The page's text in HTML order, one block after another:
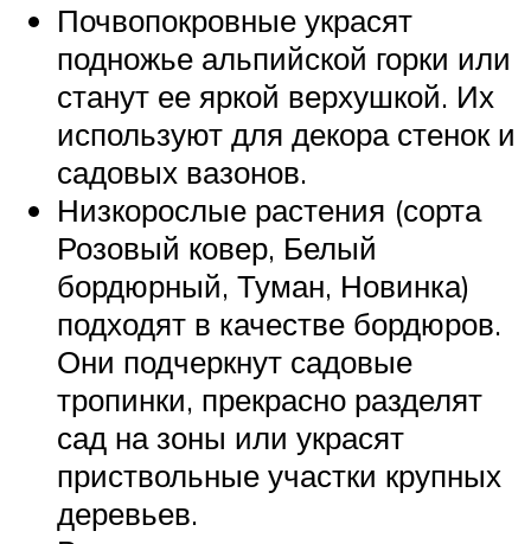
Почвопокровные украсят
подножье альпийской горки или
станут ее яркой верхушкой. Их
используют для декора стенок и
садовых вазонов.
Низкорослые растения (сорта
Розовый ковер, Белый
бордюрный, Туман, Новинка)
подходят в качестве бордюров.
Они подчеркнут садовые
тропинки, прекрасно разделят
сад на зоны или украсят
приствольные участки крупных
деревьев.